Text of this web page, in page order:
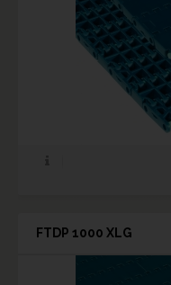
FTDP 1000 XLG